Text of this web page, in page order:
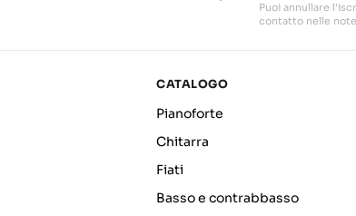
Puoi annullare
contatto nelle
CATALOGO
Pianoforte
Chitarra
Fiati
Basso e contrabbasso